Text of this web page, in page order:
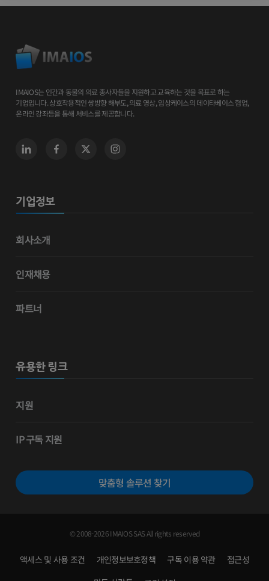
IMAIOS는 인간과 동물의 의료 종사자들을 지원하고 교육하는 것을 목표로 하는
기업입니다. 상호작용적인 쌍방향 해부도, 의료 영상, 임상케이스의 데이타베이스 협업,
온라인 강좌등을 통해 서비스를 제공합니다.
기업정보
회사소개
인재채용
파트너
유용한 링크
지원
IP 구독 지원
맞춤형 솔루션 찾기
© 2008-2026 IMAIOS SAS All rights reserved
액세스 및 사용 조건 개인정보보호정책 구독 이용 약관
접근성